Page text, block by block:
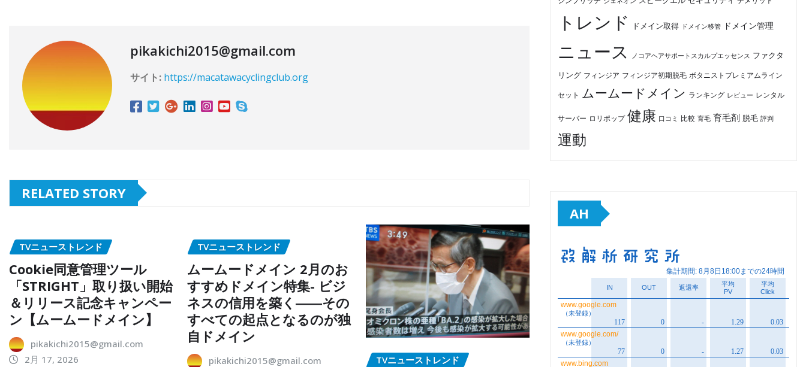
pikakichi2015@gmail.com
サイト: https://macatawacyclingclub.org
RELATED STORY
TVニューストレンド
Cookie同意管理ツール
「STRIGHT」取り扱い開始
＆リリース記念キャンペー
ン【ムームードメイン】
pikakichi2015@gmail.com
2月 17, 2026
TVニューストレンド
ムームードメイン 2月のお
すすめドメイン特集- ビジ
ネスの信用を築く――その
すべての起点となるのが独
自ドメイン
pikakichi2015@gmail.com
TVニューストレンド
トレンド ドメイン取得 ドメイン移管 ドメイン管理
ニュース ノコアヘアサポートスカルプエッセンス ファクタ
リング フィンジア フィンジア初期脱毛 ボタニストプレミアムライン
セット ムームードメイン ランキング レビュー レンタル
サーバー ロリポップ 健康 口コミ 比較 育毛 育毛剤 脱毛 評判
運動
AH